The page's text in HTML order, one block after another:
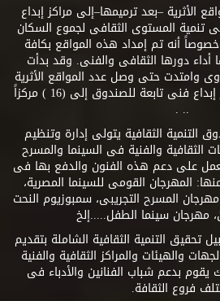
الأثرية –بعد ترميمها–إلى مراكز إبداع
تنمية المستوى الثقافى لجموع السكان
أنه تم إمداد هذه المواقع بكافة
أداء دورها الثقافى والفنى. وقد بدأت
ببيت الهراوى وامتدت حتى وصل عدد المواقع الأثرية
التى تم تحويلها إلى مراكز إبداع فنى تابعة للصندوق إلى (16 ) مركزاً
.. .
التنمية الثقافية يتولى إدارة وتنظيم
الثقافية والفنية فى السينما والمسرح
على دعم هذه الفنون والدفع بها فى
المهرجان القومى للسينما المصرية،
المسرح التجريبى، سمبوزيوم النحت
مهرجان سينما الطفل.....إلخ
التنمية الثقافية الشاملة بتقديم
والهيئات والمراكز الثقافية والفنية
يقوم بدعم شباب الفنانين والأدباء فى
فروع الثقافة.